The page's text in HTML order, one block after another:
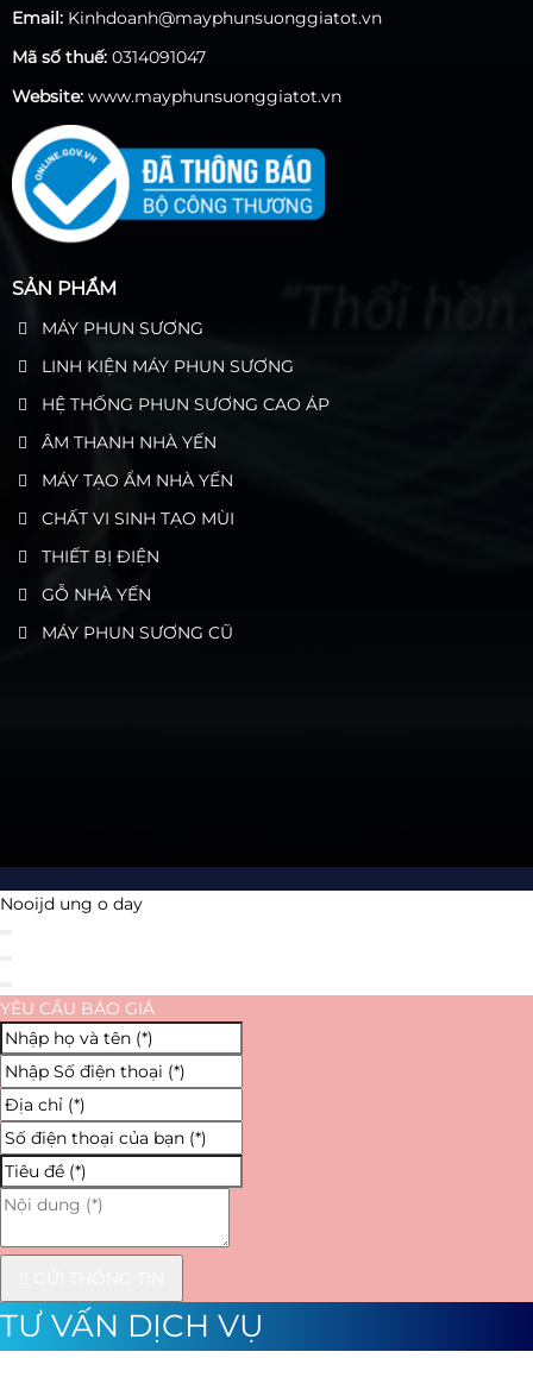
Email: Kinhdoanh@mayphunsuonggiatot.vn
Mã số thuế: 0314091047
Website: www.mayphunsuonggiatot.vn
SẢN PHẨM
MÁY PHUN SƯƠNG
LINH KIỆN MÁY PHUN SƯƠNG
HỆ THỐNG PHUN SƯƠNG CAO ÁP
ÂM THANH NHÀ YẾN
MÁY TẠO ẨM NHÀ YẾN
CHẤT VI SINH TẠO MÙI
THIẾT BỊ ĐIỆN
GỖ NHÀ YẾN
MÁY PHUN SƯƠNG CŨ
Nooijd ung o day
YÊU CẦU BÁO GIÁ
TƯ VẤN DỊCH VỤ